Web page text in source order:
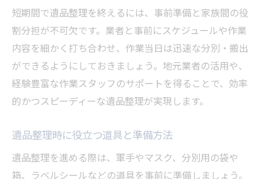
短期間で遺品整理を終えるには、事前準備と家族間の役
割分担が不可欠です。業者と事前にスケジュールや作業
内容を細かく打ち合わせ、作業当日は迅速な分別・搬出
ができるようにしておきましょう。地元業者の活用や、
経験豊富な作業スタッフのサポートを得ることで、効率
的かつスピーディーな遺品整理が実現します。
遺品整理時に役立つ道具と準備方法
遺品整理を進める際は、軍手やマスク、分別用の袋や
箱、ラベルシールなどの道具を事前に準備しましょう。